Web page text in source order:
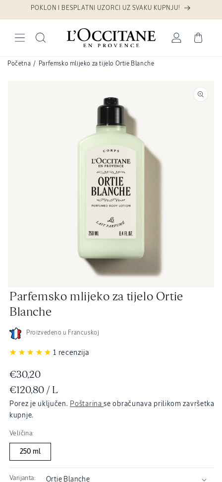
Preskoči na sadržaj
POKLON I BESPLATNI UZORCI UZ SVAKU KUPNJU!
Prijava Košarica
Početna / Parfemsko mlijeko za tijelo Ortie Blanche
medij
dijaloškom
Parfemsko mlijeko za tijelo Ortie
Blanche
Proizvedeno u Francuskoj
1 recenzija
Redovna
cijena
€30,20
JEDINIČNA
CIJENA
€120,80 / PO
L
Porez je uključen. Poštarinase obračunava prilikom završetka
kupnje.
Veličina:
250 ml
Varijanta: